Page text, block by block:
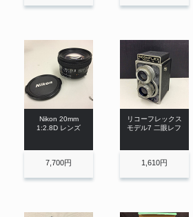
Nikon 20mm
1:2.8D レンズ
7,700円
リコーフレックス
モデル7 二眼レフ
1,610円